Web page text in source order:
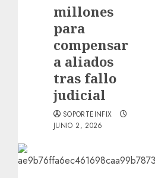
millones
para
compensar
a aliados
tras fallo
judicial
SOPORTEINFIX
JUNIO 2, 2026